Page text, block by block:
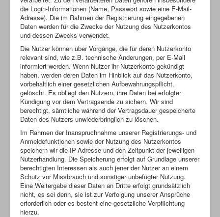
die Login-Informationen (Name, Passwort sowie eine E-Mail-
Adresse). Die im Rahmen der Registrierung eingegebenen
Daten werden für die Zwecke der Nutzung des Nutzerkontos
und dessen Zwecks verwendet.
Die Nutzer können über Vorgänge, die für deren Nutzerkonto
relevant sind, wie z.B. technische Änderungen, per E-Mail
informiert werden. Wenn Nutzer ihr Nutzerkonto gekündigt
haben, werden deren Daten im Hinblick auf das Nutzerkonto,
vorbehaltlich einer gesetzlichen Aufbewahrungspflicht,
gelöscht. Es obliegt den Nutzern, ihre Daten bei erfolgter
Kündigung vor dem Vertragsende zu sichern. Wir sind
berechtigt, sämtliche während der Vertragsdauer gespeicherte
Daten des Nutzers unwiederbringlich zu löschen.
Im Rahmen der Inanspruchnahme unserer Registrierungs- und
Anmeldefunktionen sowie der Nutzung des Nutzerkontos
speichern wir die IP-Adresse und den Zeitpunkt der jeweiligen
Nutzerhandlung. Die Speicherung erfolgt auf Grundlage unserer
berechtigten Interessen als auch jener der Nutzer an einem
Schutz vor Missbrauch und sonstiger unbefugter Nutzung.
Eine Weitergabe dieser Daten an Dritte erfolgt grundsätzlich
nicht, es sei denn, sie ist zur Verfolgung unserer Ansprüche
erforderlich oder es besteht eine gesetzliche Verpflichtung
hierzu.